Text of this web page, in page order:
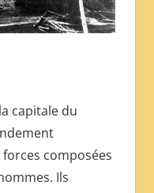
capitale du
composées
Ils